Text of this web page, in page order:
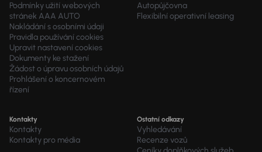
Podmínky užití webových
stránek AAA AUTO
Nakládání s osobními údaji
Pravidla používání cookies
Upravit nastavení cookies
Dokumenty ke stažení
Žádost o úpravu osobních údajů
Prohlášení o koncernovém
řízení
Autopůjčovna
Flexibilní operativní leasing
Kontakty
Kontakty
Kontakty pro média
Ostatní odkazy
Vyhledávání
Recenze vozů